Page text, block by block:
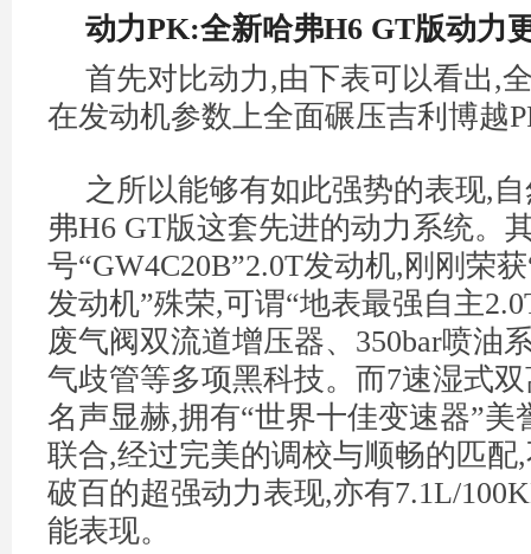
动力PK:全新哈弗H6 GT版动力
首先对比动力,由下表可以看出,
在发动机参数上全面碾压吉利博越
之所以能够有如此强势的表现,
弗H6 GT版这套先进的动力系统。
号“GW4C20B”2.0T发动机,刚刚荣
发动机”殊荣,可谓“地表最强自主
废气阀双流道增压器、350bar喷油
气歧管等多项黑科技。而7速湿式
名声显赫,拥有“世界十佳变速器”美
联合,经过完美的调校与顺畅的匹配
破百的超强动力表现,亦有7.1L/
能表现。